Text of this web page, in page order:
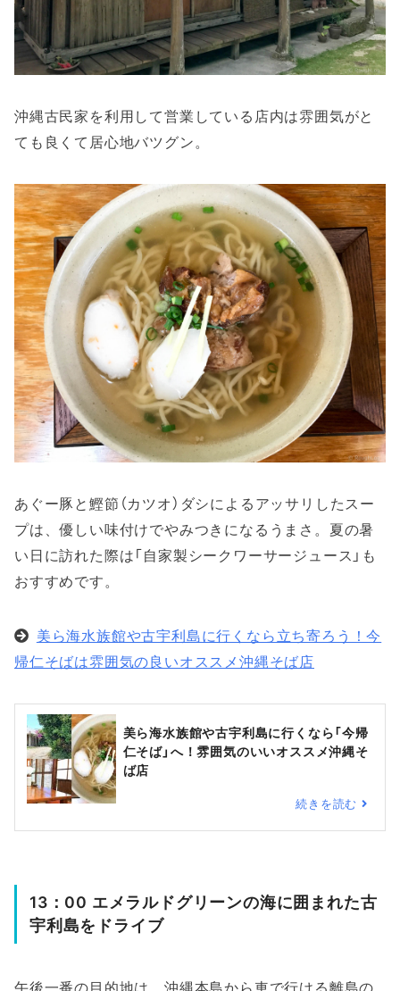
沖縄古民家を利用して営業している店内は雰囲気がと
ても良くて居心地バツグン。
あぐー豚と鰹節（カツオ）ダシによるアッサリしたスー
プは、優しい味付けでやみつきになるうまさ。夏の暑
い日に訪れた際は「自家製シークワーサージュース」も
おすすめです。
美ら海水族館や古宇利島に行くなら立ち寄ろう！今
帰仁そばは雰囲気の良いオススメ沖縄そば店
美ら海水族館や古宇利島に行くなら「今帰
仁そば」へ！雰囲気のいいオススメ沖縄そ
ば店
続きを読む
13：00 エメラルドグリーンの海に囲まれた古
宇利島をドライブ
午後一番の目的地は、沖縄本島から車で行ける離島の